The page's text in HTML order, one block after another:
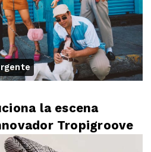
la escena
Tropigroove